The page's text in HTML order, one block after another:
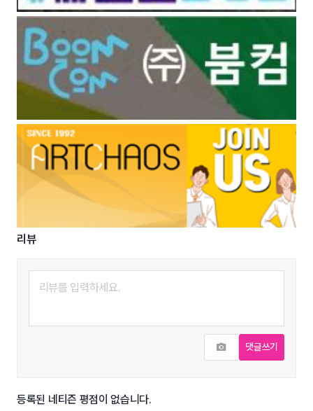
리뷰
사진추가
댓글쓰기
등록된 네티즌 평점이 없습니다.